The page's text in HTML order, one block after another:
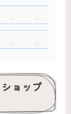
ョップ